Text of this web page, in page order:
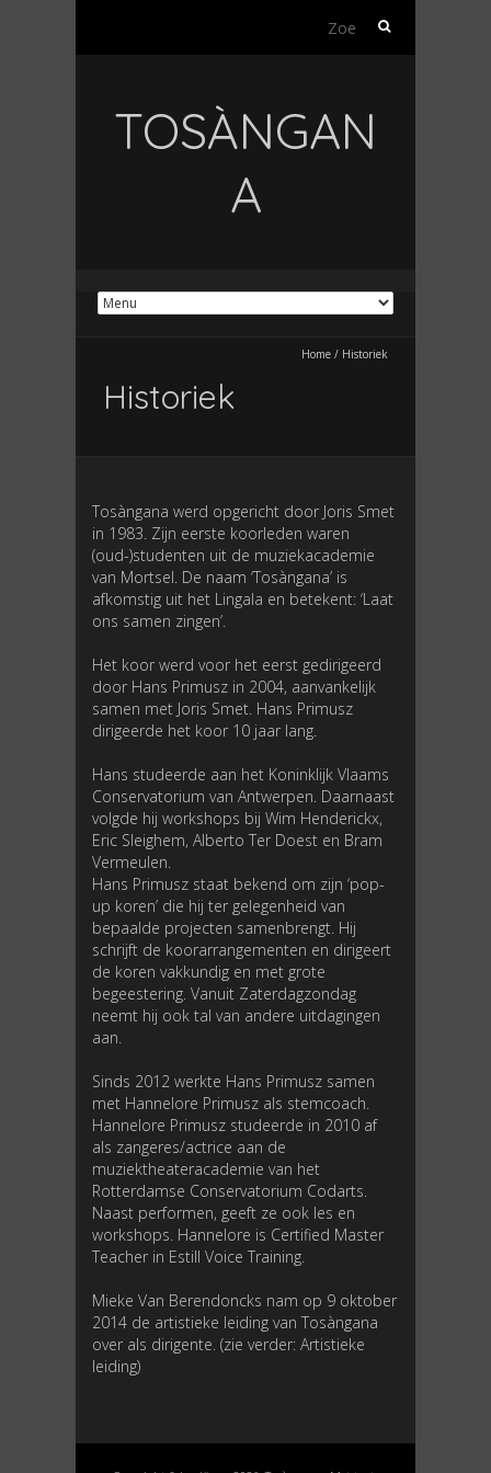
Zoeken
TOSÀNGAN
A
Home / Historiek
Historiek
Tosàngana werd opgericht door Joris Smet
in 1983. Zijn eerste koorleden waren
(oud-)studenten uit de muziekacademie
van Mortsel. De naam ‘Tosàngana’ is
afkomstig uit het Lingala en betekent: ‘Laat
ons samen zingen’.
Het koor werd voor het eerst gedirigeerd
door Hans Primusz in 2004, aanvankelijk
samen met Joris Smet. Hans Primusz
dirigeerde het koor 10 jaar lang.
Hans studeerde aan het Koninklijk Vlaams
Conservatorium van Antwerpen. Daarnaast
volgde hij workshops bij Wim Henderickx,
Eric Sleighem, Alberto Ter Doest en Bram
Vermeulen.
Hans Primusz staat bekend om zijn ‘pop-
up koren’ die hij ter gelegenheid van
bepaalde projecten samenbrengt. Hij
schrijft de koorarrangementen en dirigeert
de koren vakkundig en met grote
begeestering. Vanuit Zaterdagzondag
neemt hij ook tal van andere uitdagingen
aan.
Sinds 2012 werkte Hans Primusz samen
met Hannelore Primusz als stemcoach.
Hannelore Primusz studeerde in 2010 af
als zangeres/actrice aan de
muziektheateracademie van het
Rotterdamse Conservatorium Codarts.
Naast performen, geeft ze ook les en
workshops. Hannelore is Certified Master
Teacher in Estill Voice Training.
Mieke Van Berendoncks nam op 9 oktober
2014 de artistieke leiding van Tosàngana
over als dirigente. (zie verder: Artistieke
leiding)